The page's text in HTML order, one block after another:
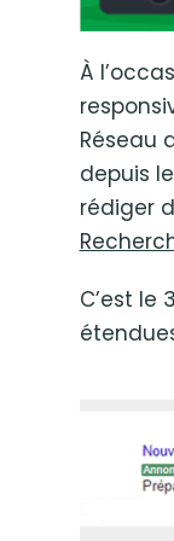
À
Réseau
depuis
rédiger
C’est le